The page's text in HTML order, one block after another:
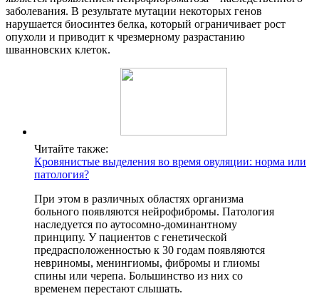
заболевания. В результате мутации некоторых генов
нарушается биосинтез белка, который ограничивает рост
опухоли и приводит к чрезмерному разрастанию
шванновских клеток.
Читайте также:
Кровянистые выделения во время овуляции: норма или
патология?
При этом в различных областях организма
больного появляются нейрофибромы. Патология
наследуется по аутосомно-доминантному
принципу. У пациентов с генетической
предрасположенностью к 30 годам появляются
невриномы, менингиомы, фибромы и глиомы
спины или черепа. Большинство из них со
временем перестают слышать.